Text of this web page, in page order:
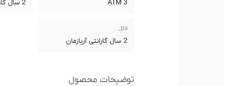
3 ATM 2 سال گارانتی آریازمان
pa_
2 سال گارانتی آریازمان
توضیحات محصول